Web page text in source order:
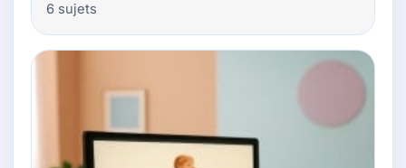
6 sujets